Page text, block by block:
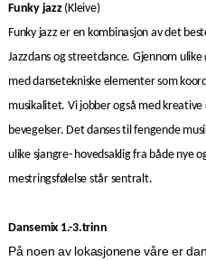
Funky jazz(Kleive)
Funky jazz er en kombinasjon av det
Jazzdans og streetdance. Gjennom
med dansetekniske elementer som
musikalitet. Vi jobber også med kreative
bevegelser. Det danses til fengende
ulike sjangre- hovedsaklig fra både nye
mestringsfølelse står sentralt.
Dansemix 1.-3.trinn
På noen av lokasjonene våre er